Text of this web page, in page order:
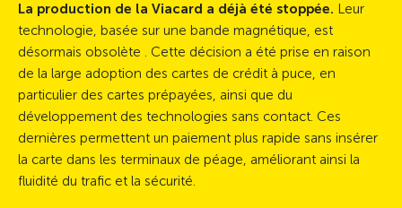
La production de la Viacard a déjà été stoppée. Leur
technologie, basée sur une bande magnétique, est
désormais obsolète . Cette décision a été prise en raison
de la large adoption des cartes de crédit à puce, en
particulier des cartes prépayées, ainsi que du
développement des technologies sans contact. Ces
dernières permettent un paiement plus rapide sans insérer
la carte dans les terminaux de péage, améliorant ainsi la
fluidité du trafic et la sécurité.